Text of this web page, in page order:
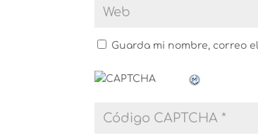
Guarda mi nombre, correo